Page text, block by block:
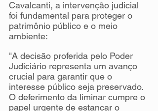
Cavalcanti, a intervenção judicial
foi fundamental para proteger o
patrimônio público e o meio
ambiente:
"A decisão proferida pelo Poder
Judiciário representa um avanço
crucial para garantir que o
interesse público seja preservado.
O deferimento da liminar cumpre o
papel urgente de estancar o